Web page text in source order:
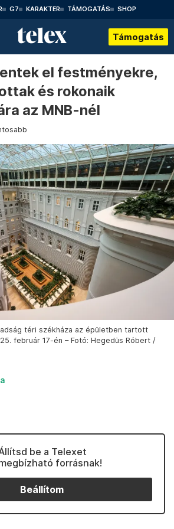
G7 KARAKTER TÁMOGATÁS SHOP
Támogatás
el festményekre,
és rokonaik
az MNB-nél
téri székháza az épületben tartott
február 17-én – Fotó: Hegedüs Róbert /
be a Telexet
forrásnak!
Beállítom